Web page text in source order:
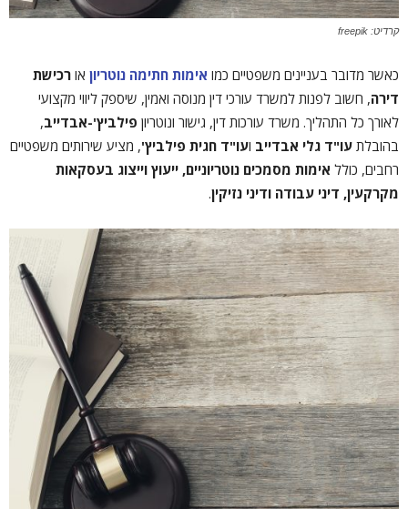
קרדיט: freepik
כאשר מדובר בעניינים משפטיים כמו אימות חתימה נוטריון או רכישת
דירה, חשוב לפנות למשרד עורכי דין מנוסה ואמין, שיספק ליווי מקצועי
לאורך כל התהליך. משרד עורכות דין, גישור ונוטריון פילביץ'-אבדייב,
בהובלת עו"ד גלי אבדייב ועו"ד חגית פילביץ', מציע שירותים משפטיים
רחבים, כולל אימות מסמכים נוטריוניים, ייעוץ וייצוג בעסקאות
מקרקעין, דיני עבודה ודיני נזיקין.